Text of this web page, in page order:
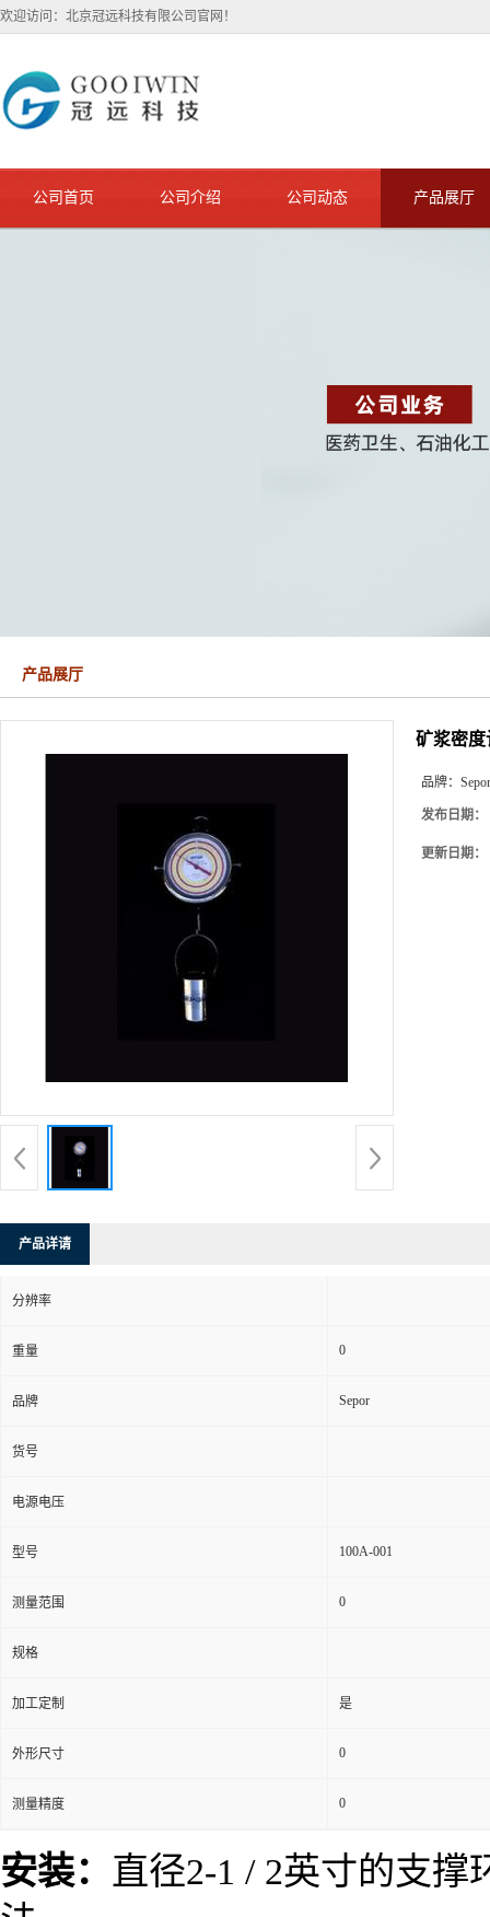
欢迎访问：北京冠远科技有限公司官网！
公司首页 公司介绍 公司动态 产品展厅
产品展厅
矿浆密度
品牌： Sepor
发布日期：
更新日期：
产品详请
分辨率
重量 0
品牌 Sepor
货号
电源电压
型号 100A-001
测量范围 0
规格
加工定制 是
外形尺寸 0
测量精度 0
安装： 直径2-1 / 2英寸的支